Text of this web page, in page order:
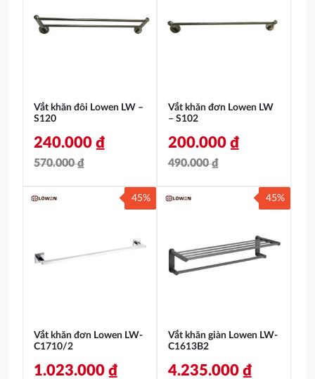
Vắt khăn đôi Lowen LW –
S120
570.000₫
gốc
570.000 ₫.
240.000 ₫
hiện
là:
Vắt khăn đơn Lowen LW
– S102
490.000₫
gốc
490.000 ₫.
200.000 ₫
hiện
là:
200.000 ₫.
Vắt khăn đơn Lowen LW-
C1710/2
1.023.000 ₫
45%
Vắt khăn giàn Lowen LW-
C1613B2
4.235.000 ₫
45%